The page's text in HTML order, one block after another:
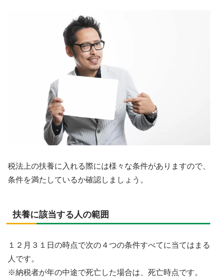
税法上の扶養に入れる際には様々な条件がありますので、
条件を満たしているか確認しましょう。
扶養に該当する人の範囲
１２月３１日の時点で次の４つの条件すべてに当てはまる
人です。
※納税者が年の中途で死亡した場合は、死亡時点です。